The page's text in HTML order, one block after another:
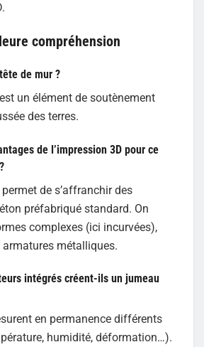
compréhension
de mur ?
un élément de soutènement
des terres.
de l’impression 3D pour ce
permet de s’affranchir des
préfabriqué standard. On
complexes (ici incurvées),
métalliques.
intégrés créent-ils un jumeau
en permanence différents
humidité, déformation…).